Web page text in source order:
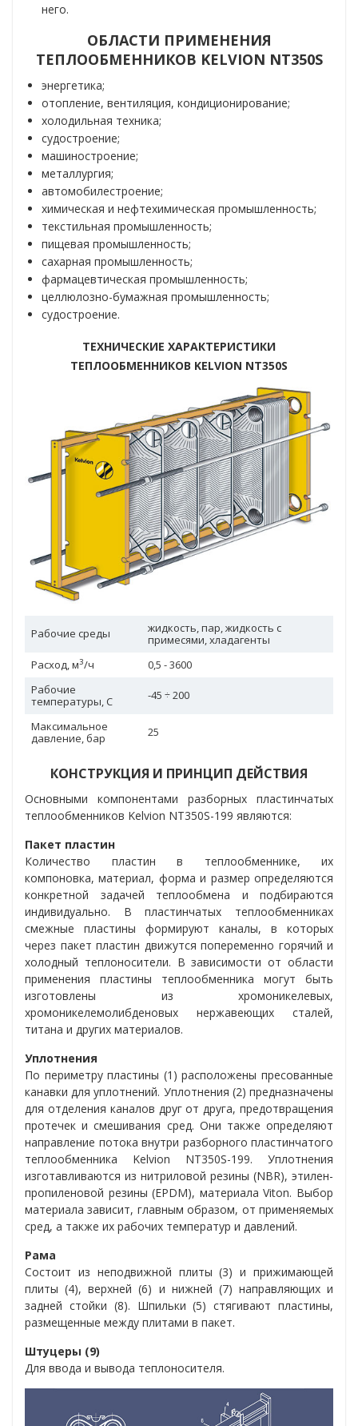
него.
ОБЛАСТИ ПРИМЕНЕНИЯ
ТЕПЛООБМЕННИКОВ KELVION NT350S
энергетика;
отопление, вентиляция, кондиционирование;
холодильная техника;
судостроение;
машиностроение;
металлургия;
автомобилестроение;
химическая и нефтехимическая промышленность;
текстильная промышленность;
пищевая промышленность;
сахарная промышленность;
фармацевтическая промышленность;
целлюлозно-бумажная промышленность;
судостроение.
ТЕХНИЧЕСКИЕ ХАРАКТЕРИСТИКИ
ТЕПЛООБМЕННИКОВ KELVION NT350S
Рабочие среды
жидкость, пар, жидкость с
примесями, хладагенты
Расход, м3/ч
0,5 - 3600
Рабочие
температуры, C
-45 ÷ 200
Максимальное
давление, бар
25
КОНСТРУКЦИЯ И ПРИНЦИП ДЕЙСТВИЯ
Основными компонентами разборных пластинчатых
теплообменников Kelvion NT350S-199 являются:
Пакет пластин
Количество пластин в теплообменнике, их
компоновка, материал, форма и размер определяются
конкретной задачей теплообмена и подбираются
индивидуально. В пластинчатых теплообменниках
смежные пластины формируют каналы, в которых
через пакет пластин движутся попеременно горячий и
холодный теплоносители. В зависимости от области
применения пластины теплообменника могут быть
изготовлены из хромоникелевых,
хромоникелемолибденовых нержавеющих сталей,
титана и других материалов.
Уплотнения
По периметру пластины (1) расположены пресованные
канавки для уплотнений. Уплотнения (2) предназначены
для отделения каналов друг от друга, предотвращения
протечек и смешивания сред. Они также определяют
направление потока внутри разборного пластинчатого
теплообменника Kelvion NT350S-199. Уплотнения
изготавливаются из нитриловой резины (NBR), этилен-
пропиленовой резины (EPDM), материала Viton. Выбор
материала зависит, главным образом, от применяемых
сред, а также их рабочих температур и давлений.
Рама
Состоит из неподвижной плиты (3) и прижимающей
плиты (4), верхней (6) и нижней (7) направляющих и
задней стойки (8). Шпильки (5) стягивают пластины,
размещенные между плитами в пакет.
Штуцеры (9)
Для ввода и вывода теплоносителя.